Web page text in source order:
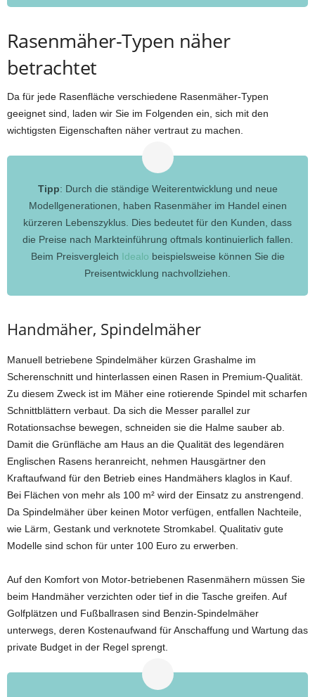
Rasenmäher-Typen näher
betrachtet
Da für jede Rasenfläche verschiedene Rasenmäher-Typen
geeignet sind, laden wir Sie im Folgenden ein, sich mit den
wichtigsten Eigenschaften näher vertraut zu machen.
Tipp: Durch die ständige Weiterentwicklung und neue
Modellgenerationen, haben Rasenmäher im Handel einen
kürzeren Lebenszyklus. Dies bedeutet für den Kunden, dass
die Preise nach Markteinführung oftmals kontinuierlich fallen.
Beim Preisvergleich Idealo beispielsweise können Sie die
Preisentwicklung nachvollziehen.
Handmäher, Spindelmäher
Manuell betriebene Spindelmäher kürzen Grashalme im
Scherenschnitt und hinterlassen einen Rasen in Premium-Qualität.
Zu diesem Zweck ist im Mäher eine rotierende Spindel mit scharfen
Schnittblättern verbaut. Da sich die Messer parallel zur
Rotationsachse bewegen, schneiden sie die Halme sauber ab.
Damit die Grünfläche am Haus an die Qualität des legendären
Englischen Rasens heranreicht, nehmen Hausgärtner den
Kraftaufwand für den Betrieb eines Handmähers klaglos in Kauf.
Bei Flächen von mehr als 100 m² wird der Einsatz zu anstrengend.
Da Spindelmäher über keinen Motor verfügen, entfallen Nachteile,
wie Lärm, Gestank und verknotete Stromkabel. Qualitativ gute
Modelle sind schon für unter 100 Euro zu erwerben.
Auf den Komfort von Motor-betriebenen Rasenmähern müssen Sie
beim Handmäher verzichten oder tief in die Tasche greifen. Auf
Golfplätzen und Fußballrasen sind Benzin-Spindelmäher
unterwegs, deren Kostenaufwand für Anschaffung und Wartung das
private Budget in der Regel sprengt.